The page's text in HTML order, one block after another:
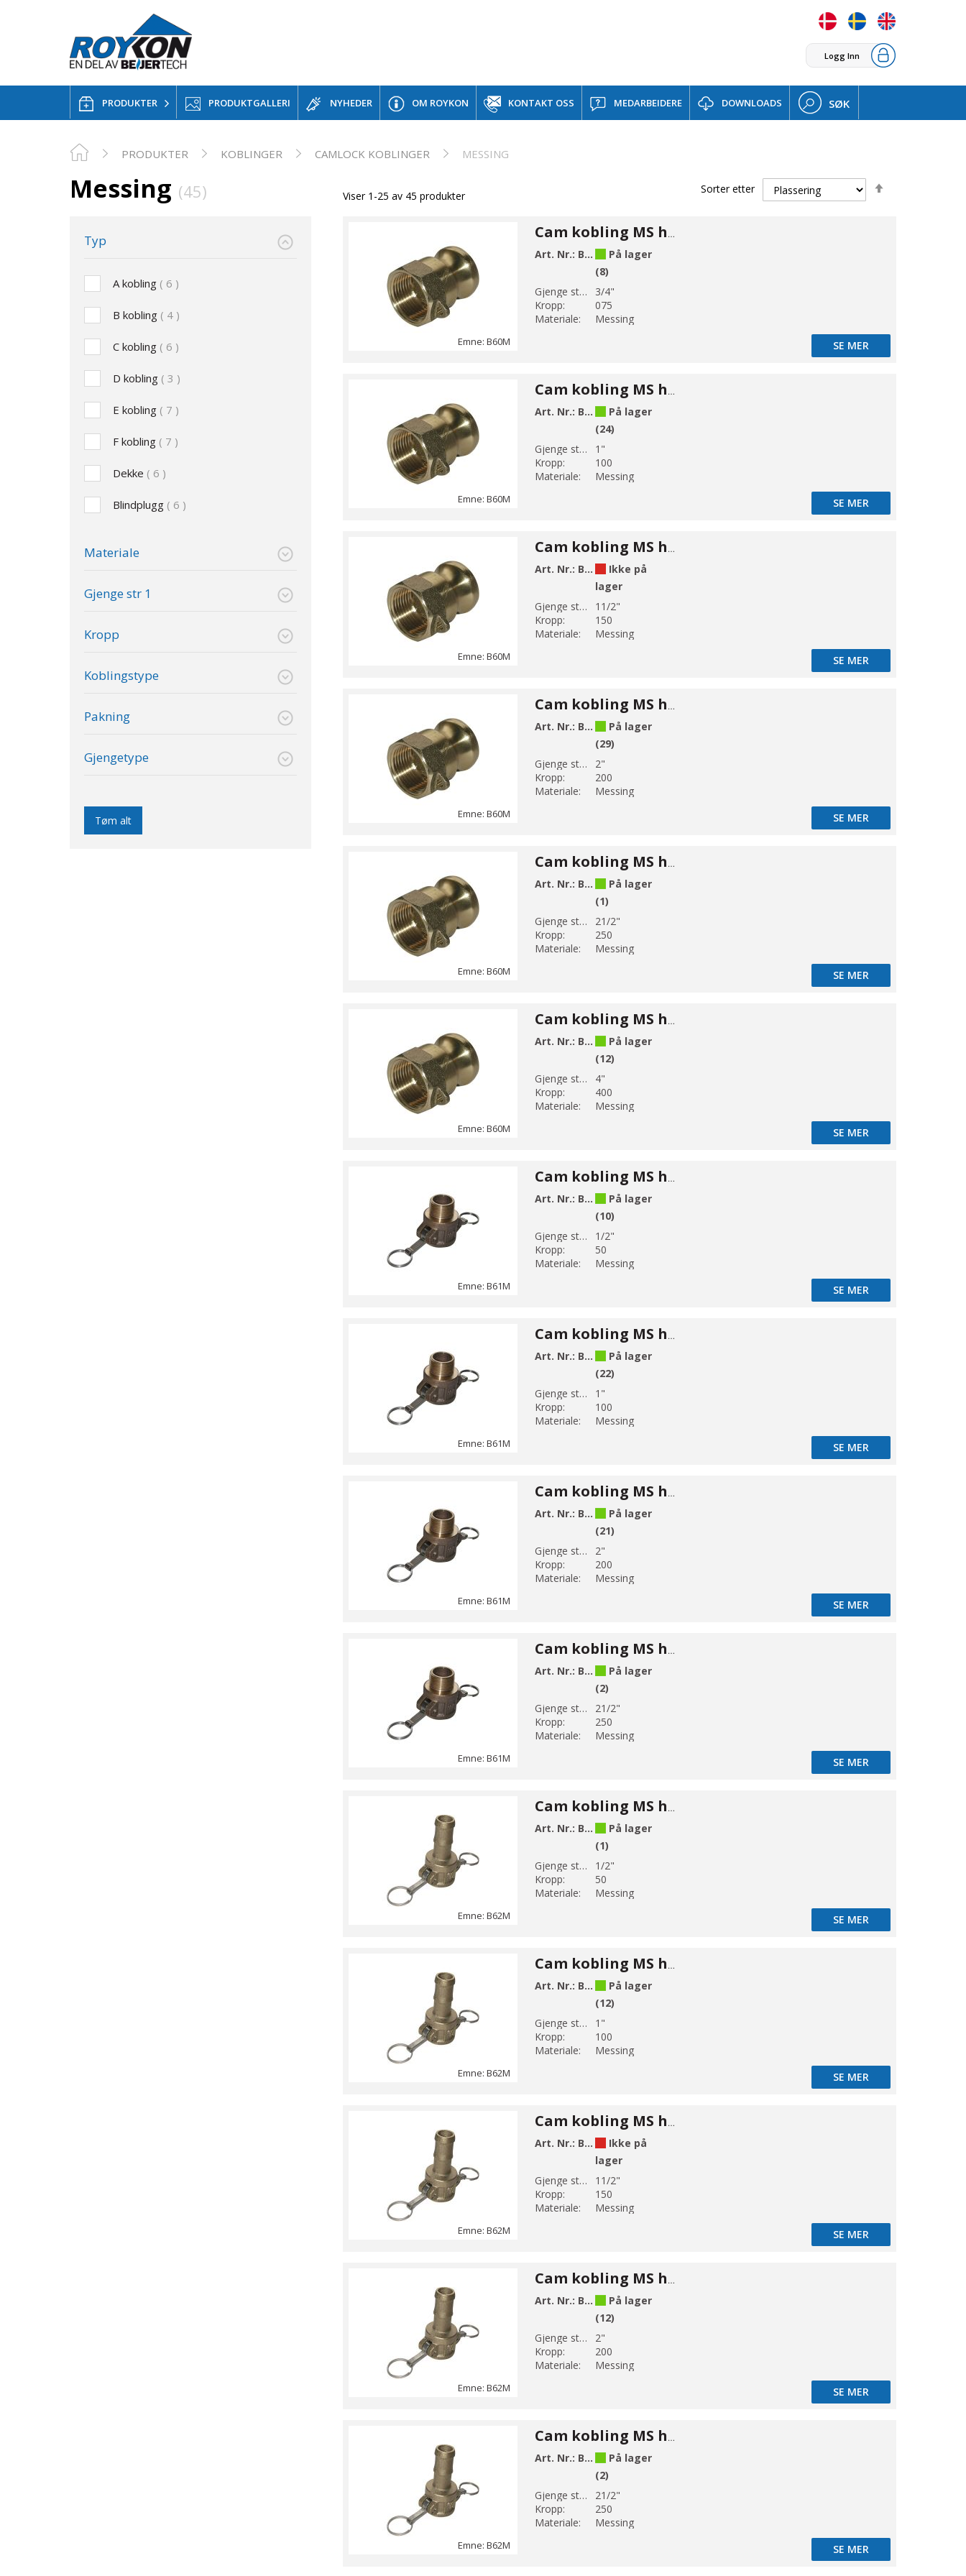
Logg Inn
PRODUKTER PRODUKTGALLERI NYHEDER OM ROYKON KONTAKT OSS MEDARBEIDERE DOWNLOADS SØK
PRODUKTER KOBLINGER CAMLOCK KOBLINGER MESSING
Messing (45)
Typ
A kobling 6
B kobling 4
C kobling 6
D kobling 3
E kobling 7
F kobling 7
Dekke 6
Blindplugg 6
Materiale
Gjenge str 1
Kropp
Koblingstype
Pakning
Gjengetype
Tøm alt
Viser 1-25 av 45 produkter
Sorter etter
Emne: B60M
Cam kobling MS han A 3/4"
Art. Nr.: B60-5M
På lager
(8)
Gjenge str 1:
3/4"
Kropp:
075
Materiale:
Messing
SE MER
Emne: B60M
Cam kobling MS han A 1"
Art. Nr.: B60-6M
På lager
(24)
Gjenge str 1:
1"
Kropp:
100
Materiale:
Messing
SE MER
Emne: B60M
Cam kobling MS han A 11/2"
Art. Nr.: B60-8M
Ikke på
lager
Gjenge str 1:
11/2"
Kropp:
150
Materiale:
Messing
SE MER
Emne: B60M
Cam kobling MS han A 2"
Art. Nr.: B60-9M
På lager
(29)
Gjenge str 1:
2"
Kropp:
200
Materiale:
Messing
SE MER
Emne: B60M
Cam kobling MS han A 21/2"
Art. Nr.: B60-10M
På lager
(1)
Gjenge str 1:
21/2"
Kropp:
250
Materiale:
Messing
SE MER
Emne: B60M
Cam kobling MS han A 4"
Art. Nr.: B60-12M
På lager
(12)
Gjenge str 1:
4"
Kropp:
400
Materiale:
Messing
SE MER
Emne: B61M
Cam kobling MS hun B 1/2"
Art. Nr.: B61-4M
På lager
(10)
Gjenge str 1:
1/2"
Kropp:
50
Materiale:
Messing
SE MER
Emne: B61M
Cam kobling MS hun B 1"
Art. Nr.: B61-6M
På lager
(22)
Gjenge str 1:
1"
Kropp:
100
Materiale:
Messing
SE MER
Emne: B61M
Cam kobling MS hun B 2"
Art. Nr.: B61-9M
På lager
(21)
Gjenge str 1:
2"
Kropp:
200
Materiale:
Messing
SE MER
Emne: B61M
Cam kobling MS hun B 21/2"
Art. Nr.: B61-10M
På lager
(2)
Gjenge str 1:
21/2"
Kropp:
250
Materiale:
Messing
SE MER
Emne: B62M
Cam kobling MS hun C 1/2"
Art. Nr.: B62-4M
På lager
(1)
Gjenge str 1:
1/2"
Kropp:
50
Materiale:
Messing
SE MER
Emne: B62M
Cam kobling MS hun C 1"
Art. Nr.: B62-6M
På lager
(12)
Gjenge str 1:
1"
Kropp:
100
Materiale:
Messing
SE MER
Emne: B62M
Cam kobling MS hun C 11/2"
Art. Nr.: B62-8M
Ikke på
lager
Gjenge str 1:
11/2"
Kropp:
150
Materiale:
Messing
SE MER
Emne: B62M
Cam kobling MS hun C 2"
Art. Nr.: B62-9M
På lager
(12)
Gjenge str 1:
2"
Kropp:
200
Materiale:
Messing
SE MER
Emne: B62M
Cam kobling MS hun C 21/2"
Art. Nr.: B62-10M
På lager
(2)
Gjenge str 1:
21/2"
Kropp:
250
Materiale:
Messing
SE MER